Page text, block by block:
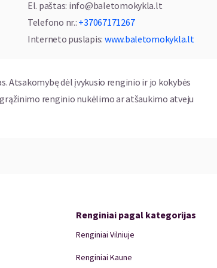
- Idienė, Goda Bernotaitė, Greta Frolovaitė, Monika
Barbora Groblytė, Henrita Ignatavičienė
Boiko
išvysite svarbiausias žmonijai stichijas: žemę,
fizinis pasirengimas, profesionalumas, kuris
El. paštas: info@baletomokykla.lt
Telefono nr.: +37067171267
Interneto puslapis: www.baletomokykla.lt
Atsakomybę dėl įvykusio renginio ir jo kokybės
renginio nukėlimo ar atšaukimo atveju
Renginiai pagal kategorijas
Renginiai Vilniuje
Renginiai Kaune